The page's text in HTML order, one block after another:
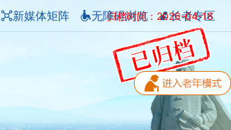
归档时间：2026-04-16
新媒体矩阵 无障碍浏览 长者专区